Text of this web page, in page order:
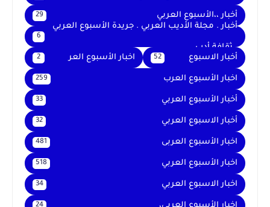
أخبار ،،الأسبوع العربي 29
أخبار . مجلة الأديب العربي . جريدة الأسبوع العربي
. ثقافة أدب
6
أخبار الاسبوع 52 اخبار الأسبوع العر 2
اخبار الأسبوع العرب 259
أخبار الأسبوع العربي 33
أخبار الاسبوع العربي 32
اخبار الأسبوع العربى 481
اخبار الأسبوع العربي 518
اخبار الاسبوع العربي 34
24